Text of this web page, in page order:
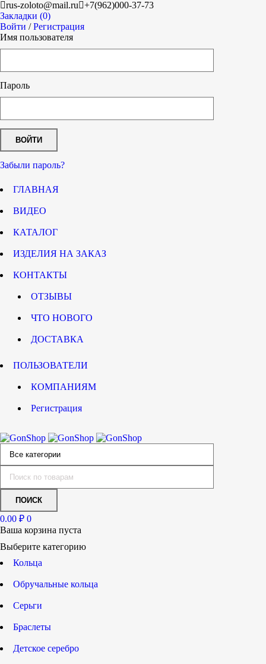
rus-zoloto@mail.ru
+7(962)000-37-73
Закладки (0)
Войти /Регистрация
Имя пользователя
Пароль
Забыли пароль?
ГЛАВНАЯ
ВИДЕО
КАТАЛОГ
ИЗДЕЛИЯ НА ЗАКАЗ
КОНТАКТЫ
ОТЗЫВЫ
ЧТО НОВОГО
ДОСТАВКА
ПОЛЬЗОВАТЕЛИ
КОМПАНИЯМ
Регистрация
0.00 ₽ 0
Ваша корзина пуста
Выберите категорию
Кольца
Обручальные кольца
Серьги
Браслеты
Детское серебро